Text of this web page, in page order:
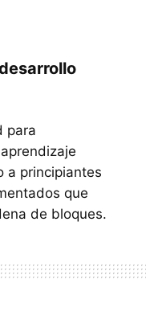
para
a principiantes
que
de bloques.